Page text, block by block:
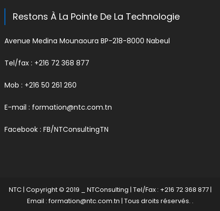
Restons À La Pointe De La Technologie
Avenue Medina Mounaoura BP-218-8000 Nabeul
Tel/fax : +216 72 368 877
Mob : +216 50 261 260
E-mail : formation@ntc.com.tn
Facebook : FB/NTConsultingTN
NTC| Copyright © 2019 _ NTConsulting | Tel/Fax : +216 72 368 877 |
Email : formation@ntc.com.tn | Tous droits réservés. .